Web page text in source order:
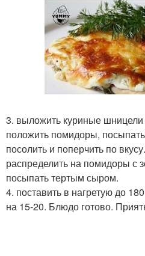
3. выложить куриные шницели
положить помидоры,
посолить и поперчить по
распределить на помидоры с
посыпать тертым сыром.
4. поставить в нагретую до
на 15-20. Блюдо готово.